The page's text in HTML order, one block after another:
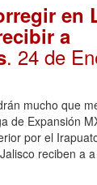
en
a
. 24 de
mucho que
de Expansión
por el
reciben a